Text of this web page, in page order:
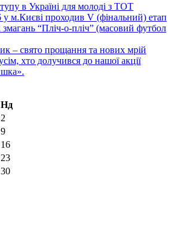
в Україні для молоді з ТОТ
у м.Києві проходив V (фінальний) етап
змагань “Пліч-о-пліч” (масовий футбол
– свято прощання та нових мрій
хто долучився до нашої акції
Нд
2
9
16
23
30